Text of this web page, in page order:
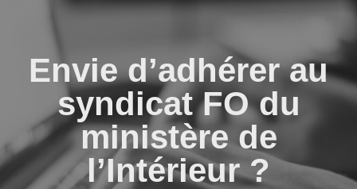
Envie d’adhérer au
syndicat FO du
ministère de
l’Intérieur ?